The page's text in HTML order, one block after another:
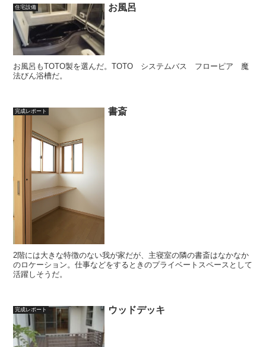
住宅設備 お風呂
お風呂もTOTO製を選んだ。TOTO システムバス フローピア 魔
法びん浴槽だ。
完成レポート 書斎
2階には大きな特徴のない我が家だが、主寝室の隣の書斎はなかなか
のロケーション。仕事などをするときのプライベートスペースとして
活躍しそうだ。
完成レポート ウッドデッキ